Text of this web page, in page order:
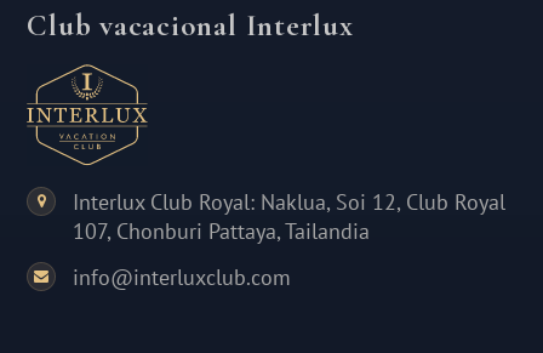
Club vacacional Interlux
Interlux Club Royal: Naklua, Soi 12, Club Royal
107, Chonburi Pattaya, Tailandia
info@interluxclub.com